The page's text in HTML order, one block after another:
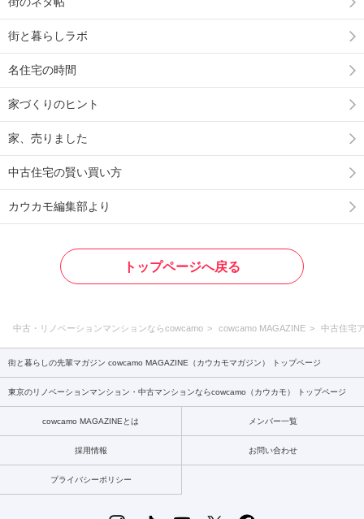
街と暮らしラボ
名住宅の時間
家づくりのヒント
家、売りました
中古住宅の賢い買い方
カウカモ編集部より
トップページへ戻る
中古・リノベーションマンションならcowcamo cowcamo MAGAZINE 中古住宅
街と暮らしの先輩マガジン cowcamo MAGAZINE（カウカモマガジン） トップページ
東京のリノベーションマンション・中古マンションならcowcamo（カウカモ） トップページ
cowcamo MAGAZINEとは メンバー一覧
採用情報 お問い合わせ
プライバシーポリシー